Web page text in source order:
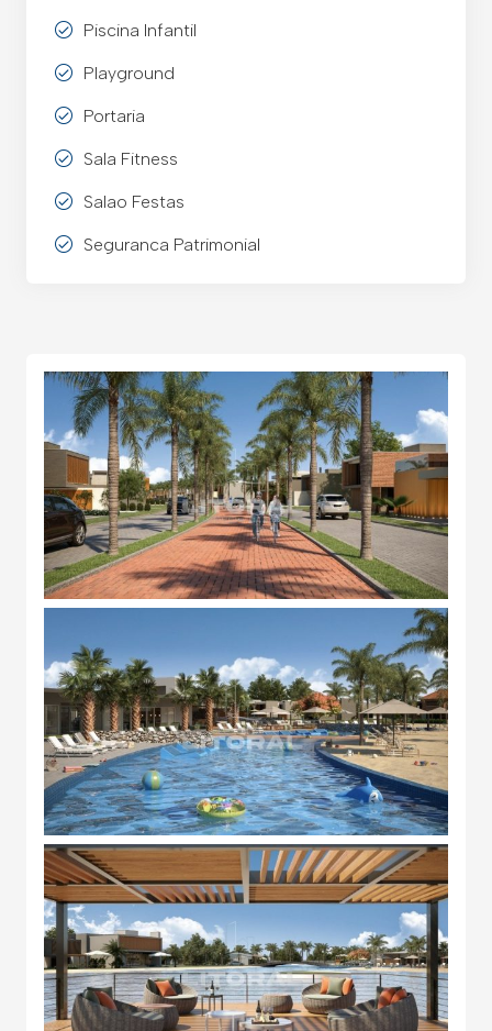
Piscina Infantil
Playground
Portaria
Sala Fitness
Salao Festas
Seguranca Patrimonial